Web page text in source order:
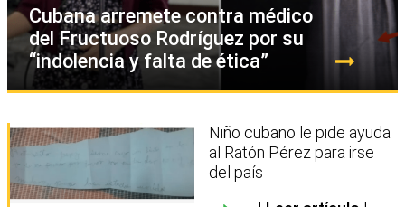
Cubana arremete contra médico
del Fructuoso Rodríguez por su
“indolencia y falta de ética”
Niño cubano le pide ayuda
al Ratón Pérez para irse
del país